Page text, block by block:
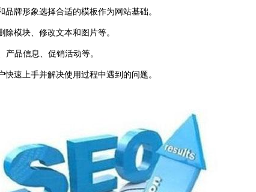
牌形象选择合适的模板作为网站基础。
模块、修改文本和图片等。
品信息、促销活动等。
速上手并解决使用过程中遇到的问题。